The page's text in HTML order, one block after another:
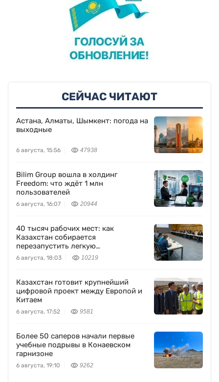
СЕЙЧАС ЧИТАЮТ
Астана, Алматы, Шымкент: погода на
выходные
6 августа, 15:56 47938
Bilim Group вошла в холдинг
Freedom: что ждёт 1 млн
пользователей
6 августа, 16:07 20944
40 тысяч рабочих мест: как
Казахстан собирается
перезапустить легкую
промышленность
6 августа, 18:03 10219
Казахстан готовит крупнейший
цифровой проект между Европой и
Китаем
6 августа, 17:52 9581
Более 50 саперов начали первые
учебные подрывы в Конаевском
гарнизоне
6 августа, 19:10 9262